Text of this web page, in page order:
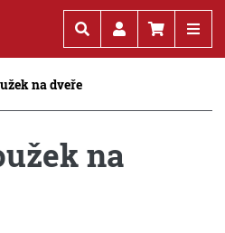
na dveře
na